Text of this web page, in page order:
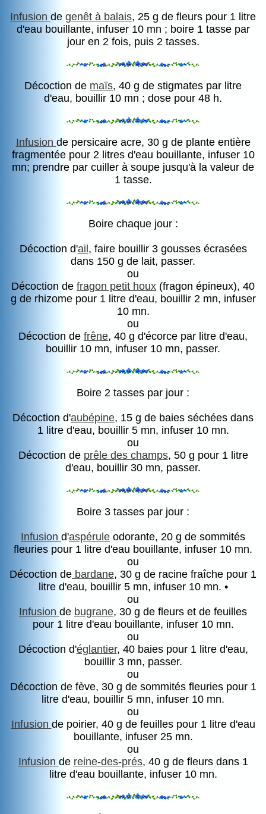
Infusion de genêt à balais, 25 g de fleurs pour 1 litre
d'eau bouillante, infuser 10 mn ; boire 1 tasse par
jour en 2 fois, puis 2 tasses.
Décoction de maïs, 40 g de stigmates par litre
d'eau, bouillir 10 mn ; dose pour 48 h.
Infusion de persicaire acre, 30 g de plante entière
fragmentée pour 2 litres d'eau bouillante, infuser 10
mn; prendre par cuiller à soupe jusqu'à la valeur de
1 tasse.
Boire chaque jour :
Décoction d'ail , faire bouillir 3 gousses écrasées
dans 150 g de lait, passer.
ou
Décoction de fragon petit houx (fragon épineux), 40
g de rhizome pour 1 litre d'eau, bouillir 2 mn, infuser
10 mn.
ou
Décoction de frêne, 40 g d'écorce par litre d'eau,
bouillir 10 mn, infuser 10 mn, passer.
Boire 2 tasses par jour :
Décoction d'aubépine, 15 g de baies séchées dans
1 litre d'eau, bouillir 5 mn, infuser 10 mn.
ou
Décoction de prêle des champs, 50 g pour 1 litre
d'eau, bouillir 30 mn, passer.
Boire 3 tasses par jour :
Infusion d'aspérule odorante, 20 g de sommités
fleuries pour 1 litre d'eau bouillante, infuser 10 mn.
ou
Décoction de bardane, 30 g de racine fraîche pour 1
litre d'eau, bouillir 5 mn, infuser 10 mn. •
ou
Infusion de bugrane, 30 g de fleurs et de feuilles
pour 1 litre d'eau bouillante, infuser 10 mn.
ou
Décoction d'églantier, 40 baies pour 1 litre d'eau,
bouillir 3 mn, passer.
ou
Décoction de fève, 30 g de sommités fleuries pour 1
litre d'eau, bouillir 5 mn, infuser 10 mn.
ou
Infusion de poirier, 40 g de feuilles pour 1 litre d'eau
bouillante, infuser 25 mn.
ou
Infusion de reine-des-prés, 40 g de fleurs dans 1
litre d'eau bouillante, infuser 10 mn.